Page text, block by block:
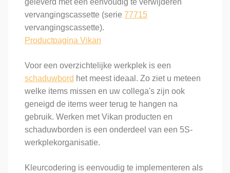
geleverd met een eenvoudig te verwijderen
vervangingscassette (serie 77715
vervangingscassette).
Productpagina Vikan
Voor een overzichtelijke werkplek is een
schaduwbord het meest ideaal. Zo ziet u meteen
welke items missen en uw collega's zijn ook
geneigd de items weer terug te hangen na
gebruik. Werken met Vikan producten en
schaduwborden is een onderdeel van een 5S-
werkplekorganisatie.
Kleurcodering is eenvoudig te implementeren als